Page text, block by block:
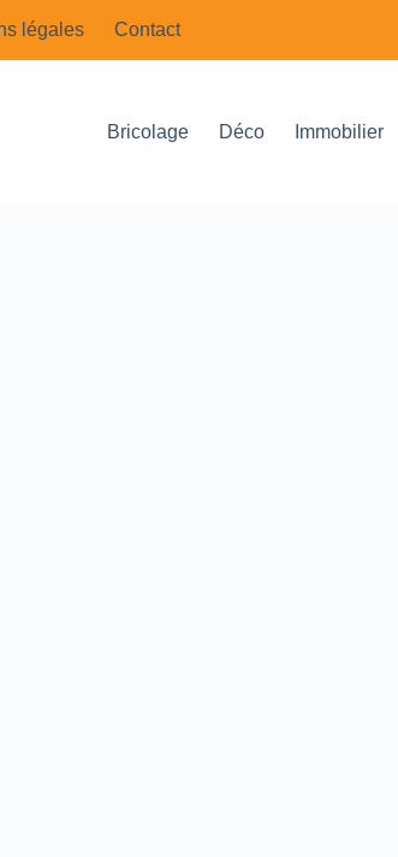
légales Contact
Bricolage Déco Immobilier